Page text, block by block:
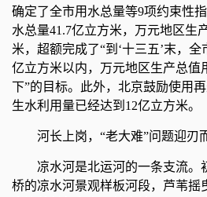
确定了全市用水总量等9项约束性
水总量41.7亿立方米，万元地区生
米，超额完成了“到‘十三五’末，
亿立方米以内，万元地区生产总值
下”的目标。此外，北京鼓励使用
生水利用量已经达到12亿立方米。
河长上岗，“老大难”问题迎刃
凉水河是北运河的一条支流。
桥的凉水河景观样板河段，芦苇摇